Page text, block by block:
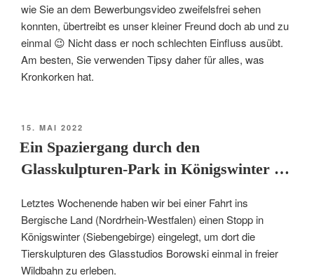
wie Sie an dem Bewerbungsvideo zweifelsfrei sehen
konnten, übertreibt es unser kleiner Freund doch ab und zu
einmal 😉 Nicht dass er noch schlechten Einfluss ausübt.
Am besten, Sie verwenden Tipsy daher für alles, was
Kronkorken hat.
VERÖFFENTLICHT
AM
15. MAI 2022
Ein Spaziergang durch den
Glasskulpturen-Park in Königswinter …
Letztes Wochenende haben wir bei einer Fahrt ins
Bergische Land (Nordrhein-Westfalen) einen Stopp in
Königswinter (Siebengebirge) eingelegt, um dort die
Tierskulpturen des Glasstudios Borowski einmal in freier
Wildbahn zu erleben.